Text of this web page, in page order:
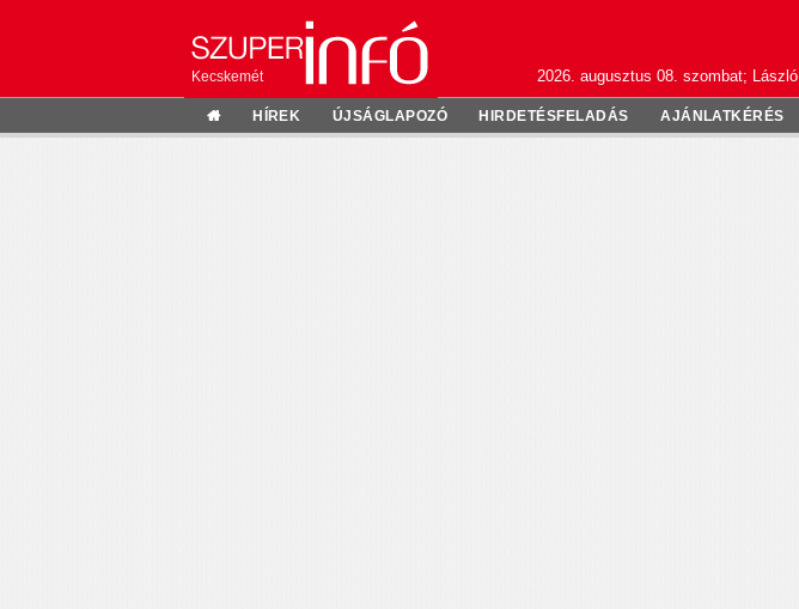
Kecskemét 2026. augusztus 08. szombat; László
HÍREK ÚJSÁGLAPOZÓ HIRDETÉSFELADÁS AJÁNLATKÉRÉS